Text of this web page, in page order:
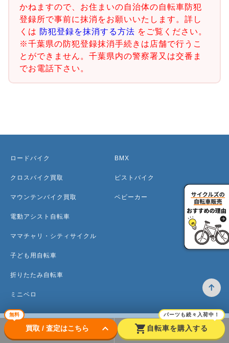
かねますので、お住まいの自治体の自転車防犯
登録所で事前に抹消をお願いいたします。詳し
くは 防犯登録を抹消する方法 をご覧ください。
※千葉県の防犯登録抹消手続きは店舗で行うこ
とができません。千葉県内の警察署又は交番ま
でお電話下さい。
無料
買取 / 査定はこちら keyboard_arrow_down shopping_cart
パーツも続々入荷中！
自転車を購入する
ロードバイク
クロスバイク買取
マウンテンバイク買取
電動アシスト自転車
ママチャリ・シティサイクル
子ども用自転車
折りたたみ自転車
ミニベロ
BMX
ピストバイク
ベビーカー
トップ 高価買取のワケ